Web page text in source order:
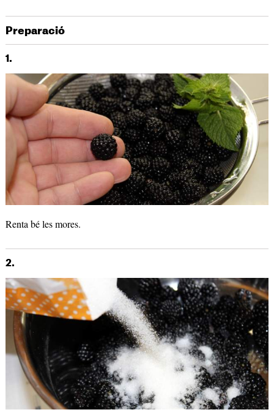
Preparació
1.
Renta bé les mores.
2.